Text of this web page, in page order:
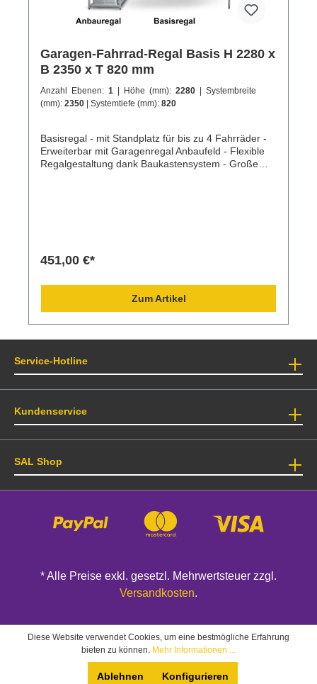
Garagen-Fahrrad-Regal Basis H 2280 x
B 2350 x T 820 mm
Anzahl Ebenen: 1 | Höhe (mm): 2280
(mm): 2350 | Systemtiefe (mm): 820
Basisregal - mit Standplatz für bis zu 4 Fahrräder -
Erweiterbar mit Garagenregal Anbaufeld - Flexible
Regalgestaltung dank Baukastensystem - Große
451,00 €*
Zum Artikel
Service-Hotline
Kundenservice
SAL Shop
* Alle Preise exkl. gesetzl. Mehrwertsteuer zzgl.
Versandkosten.
Diese Website verwendet Cookies, um eine bestmögliche Erfahrung
bieten zu können. Mehr Informationen ...
Ablehnen Konfigurieren